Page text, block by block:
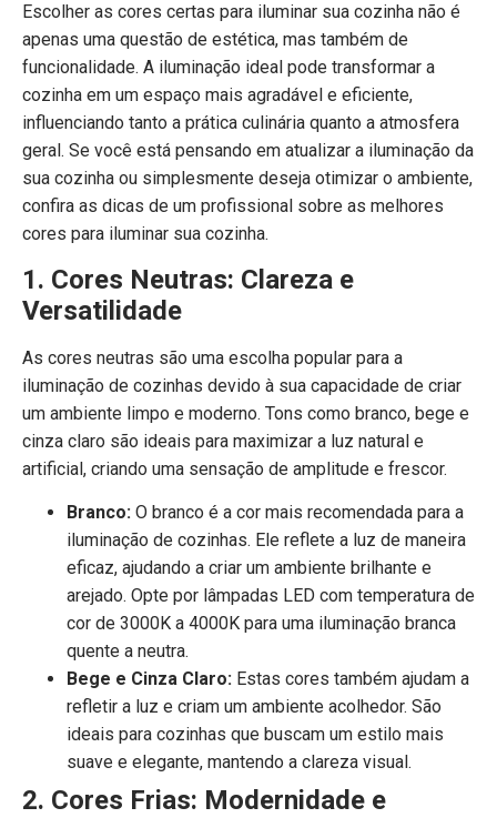
Escolher as cores certas para iluminar sua cozinha não é
apenas uma questão de estética, mas também de
funcionalidade. A iluminação ideal pode transformar a
cozinha em um espaço mais agradável e eficiente,
influenciando tanto a prática culinária quanto a atmosfera
geral. Se você está pensando em atualizar a iluminação da
sua cozinha ou simplesmente deseja otimizar o ambiente,
confira as dicas de um profissional sobre as melhores
cores para iluminar sua cozinha.
1. Cores Neutras: Clareza e
Versatilidade
As cores neutras são uma escolha popular para a
iluminação de cozinhas devido à sua capacidade de criar
um ambiente limpo e moderno. Tons como branco, bege e
cinza claro são ideais para maximizar a luz natural e
artificial, criando uma sensação de amplitude e frescor.
Branco: O branco é a cor mais recomendada para a
iluminação de cozinhas. Ele reflete a luz de maneira
eficaz, ajudando a criar um ambiente brilhante e
arejado. Opte por lâmpadas LED com temperatura de
cor de 3000K a 4000K para uma iluminação branca
quente a neutra.
Bege e Cinza Claro: Estas cores também ajudam a
refletir a luz e criam um ambiente acolhedor. São
ideais para cozinhas que buscam um estilo mais
suave e elegante, mantendo a clareza visual.
2. Cores Frias: Modernidade e